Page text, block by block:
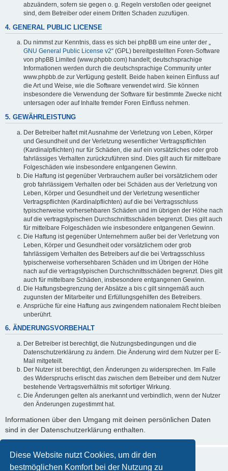
Diese Website nutzt Cookies, um dir den
bestmöglichen Komfort bei der Nutzung zu
abzuändern, sofern sie gegen o. g. Regeln verstoßen oder geeignet
sind, dem Betreiber oder einem Dritten Schaden zuzufügen.
4. GENERAL PUBLIC LICENSE
Du nimmst zur Kenntnis, dass es sich bei phpBB um eine unter der „
GNU General Public License v2“ (GPL) bereitgestellten Foren-Software
von phpBB Limited (www.phpbb.com) handelt; deutschsprachige
Informationen werden durch die deutschsprachige Community unter
www.phpbb.de zur Verfügung gestellt. Beide haben keinen Einfluss auf
die Art und Weise, wie die Software verwendet wird. Sie können
insbesondere die Verwendung der Software für bestimmte Zwecke nicht
untersagen oder auf Inhalte fremder Foren Einfluss nehmen.
5. GEWÄHRLEISTUNG
Der Betreiber haftet mit Ausnahme der Verletzung von Leben, Körper
und Gesundheit und der Verletzung wesentlicher Vertragspflichten
(Kardinalpflichten) nur für Schäden, die auf ein vorsätzliches oder grob
fahrlässiges Verhalten zurückzuführen sind. Dies gilt auch für mittelbare
Folgeschäden wie insbesondere entgangenen Gewinn.
Die Haftung ist gegenüber Verbrauchern außer bei vorsätzlichem oder
grob fahrlässigem Verhalten oder bei Schäden aus der Verletzung von
Leben, Körper und Gesundheit und der Verletzung wesentlicher
Vertragspflichten (Kardinalpflichten) auf die bei Vertragsschluss
typischerweise vorhersehbaren Schäden und im übrigen der Höhe nach
auf die vertragstypischen Durchschnittsschäden begrenzt. Dies gilt auch
für mittelbare Folgeschäden wie insbesondere entgangenen Gewinn.
Die Haftung ist gegenüber Unternehmern außer bei der Verletzung von
Leben, Körper und Gesundheit oder vorsätzlichem oder grob
fahrlässigem Verhalten des Betreibers auf die bei Vertragsschluss
typischerweise vorhersehbaren Schäden und im Übrigen der Höhe
nach auf die vertragstypischen Durchschnittsschäden begrenzt. Dies gilt
auch für mittelbare Schäden, insbesondere entgangenen Gewinn.
Die Haftungsbegrenzung der Absätze a bis c gilt sinngemäß auch
zugunsten der Mitarbeiter und Erfüllungsgehilfen des Betreibers.
Ansprüche für eine Haftung aus zwingendem nationalem Recht bleiben
unberührt.
6. ÄNDERUNGSVORBEHALT
Der Betreiber ist berechtigt, die Nutzungsbedingungen und die
Datenschutzerklärung zu ändern. Die Änderung wird dem Nutzer per E-
Mail mitgeteilt.
Der Nutzer ist berechtigt, den Änderungen zu widersprechen. Im Falle
des Widerspruchs erlischt das zwischen dem Betreiber und dem Nutzer
bestehende Vertragsverhältnis mit sofortiger Wirkung.
Die Änderungen gelten als anerkannt und verbindlich, wenn der Nutzer
den Änderungen zugestimmt hat.
Informationen über den Umgang mit deinen persönlichen Daten
sind in der Datenschutzerklärung enthalten.